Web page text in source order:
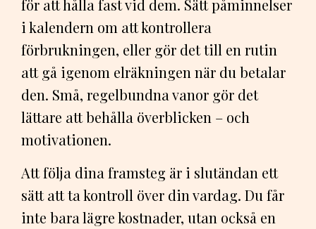
för att hålla fast vid dem. Sätt påminnelser
i kalendern om att kontrollera
förbrukningen, eller gör det till en rutin
att gå igenom elräkningen när du betalar
den. Små, regelbundna vanor gör det
lättare att behålla överblicken – och
motivationen.
Att följa dina framsteg är i slutändan ett
sätt att ta kontroll över din vardag. Du får
inte bara lägre kostnader, utan också en